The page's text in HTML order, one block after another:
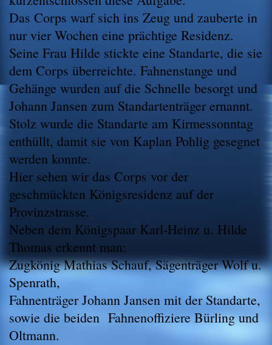
Das Corps warf sich ins Zeug und zauberte in
nur vier Wochen eine prächtige Residenz.
Seine Frau Hilde stickte eine Standarte, die sie
dem Corps überreichte. Fahnenstange und
Gehänge wurden auf die Schnelle besorgt und
Johann Jansen zum Standartenträger ernannt.
Stolz wurde die Standarte am Kirmessonntag
enthüllt, damit sie von Kaplan Pohlig gesegnet
werden konnte.
Hier sehen wir das Corps vor der
geschmückten Königsresidenz auf der
Provinzstrasse.
Neben dem Königspaar Karl-Heinz u. Hilde
Thomas erkennt man:
Zugkönig Mathias Schauf, Sägenträger Wolf u.
Spenrath,
Fahnenträger Johann Jansen mit der Standarte,
sowie die beiden Fahnenoffiziere Bürling und
Oltmann.